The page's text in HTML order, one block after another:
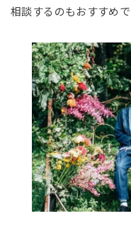
相談するのもおすすめで